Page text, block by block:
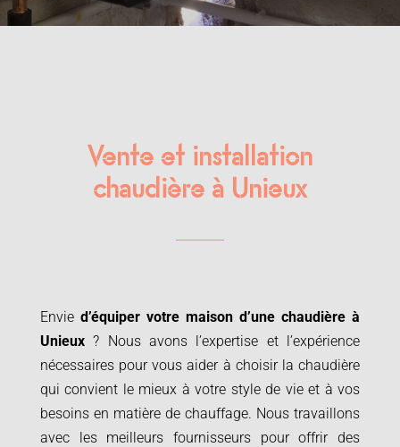
Vente et installation
chaudière à Unieux
Envie d’équiper votre maison d’une chaudière à
Unieux? Nous avons l’expertise et l’expérience
nécessaires pour vous aider à choisir la chaudière
qui convient le mieux à votre style de vie et à vos
besoins en matière de chauffage. Nous travaillons
avec les meilleurs fournisseurs pour offrir des